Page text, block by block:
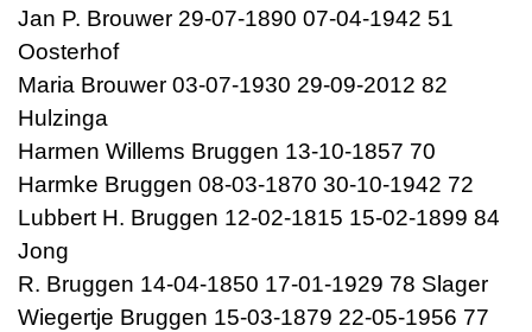
Jan P. Brouwer 29-07-1890 07-04-1942 51
Oosterhof
Maria Brouwer 03-07-1930 29-09-2012 82
Hulzinga
Harmen Willems Bruggen 13-10-1857 70
Harmke Bruggen 08-03-1870 30-10-1942 72
Lubbert H. Bruggen 12-02-1815 15-02-1899 84
Jong
R. Bruggen 14-04-1850 17-01-1929 78 Slager
Wiegertje Bruggen 15-03-1879 22-05-1956 77